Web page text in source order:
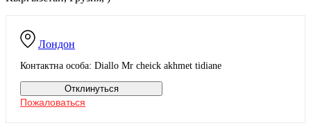
Лондон
Контактна особа: Diallo Mr cheick akhmet tidiane
Отклинуться
Пожаловаться